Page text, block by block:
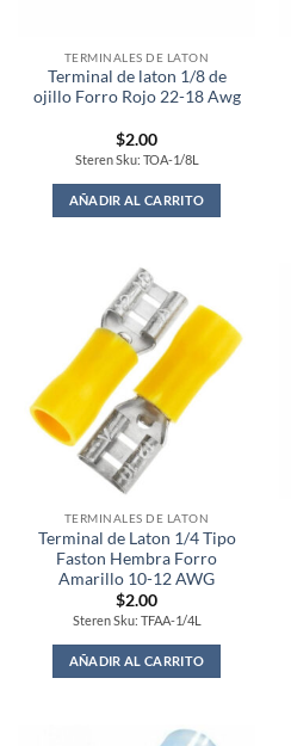
TERMINALES DE LATON
Terminal de laton 1/8 de
ojillo Forro Rojo 22-18 Awg
$2.00
Steren Sku: TOA-1/8L
AÑADIR AL CARRITO
TERMINALES DE LATON
Terminal de Laton 1/4 Tipo
Faston Hembra Forro
Amarillo 10-12 AWG
$2.00
Steren Sku: TFAA-1/4L
AÑADIR AL CARRITO